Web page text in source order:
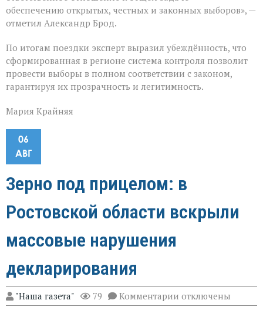
обеспечению открытых, честных и законных выборов», —
отметил Александр Брод.
По итогам поездки эксперт выразил убеждённость, что
сформированная в регионе система контроля позволит
провести выборы в полном соответствии с законом,
гарантируя их прозрачность и легитимность.
Мария Крайняя
06
АВГ
Зерно под прицелом: в
Ростовской области вскрыли
массовые нарушения
декларирования
"Наша газета" 79 Комментарии к
записи
отключены